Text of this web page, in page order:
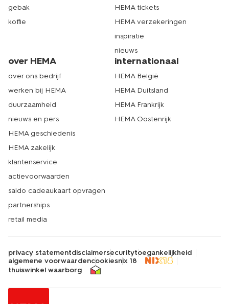
gebak
koffie
HEMA tickets
HEMA verzekeringen
inspiratie
nieuws
over HEMA
over ons bedrijf
werken bij HEMA
duurzaamheid
nieuws en pers
HEMA geschiedenis
HEMA zakelijk
klantenservice
actievoorwaarden
saldo cadeaukaart opvragen
partnerships
retail media
internationaal
HEMA België
HEMA Duitsland
HEMA Frankrijk
HEMA Oostenrijk
privacy statementdisclaimersecuritytoegankelijkheid
algemene voorwaardencookiesnix 18
thuiswinkel waarborg